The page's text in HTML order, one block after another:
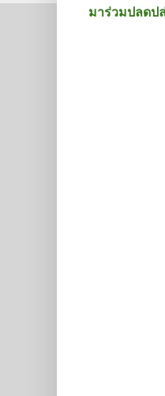
มาร่วมปลดป